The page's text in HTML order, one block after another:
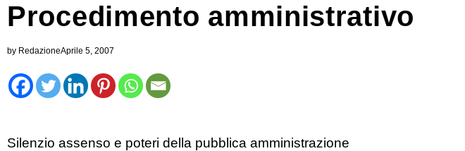
Procedimento amministrativo
by RedazioneAprile 5, 2007
Silenzio assenso e poteri della pubblica amministrazione